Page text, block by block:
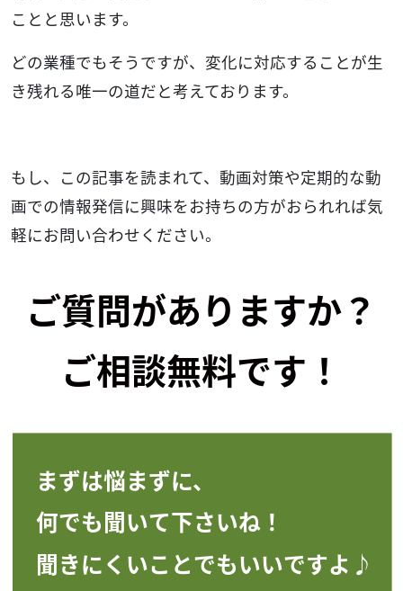
ことと思います。
どの業種でもそうですが、変化に対応することが生
き残れる唯一の道だと考えております。
もし、この記事を読まれて、動画対策や定期的な動
画での情報発信に興味をお持ちの方がおられれば気
軽にお問い合わせください。
ご質問がありますか？
ご相談無料です！
まずは悩まずに、
何でも聞いて下さいね！
聞きにくいことでもいいですよ♪